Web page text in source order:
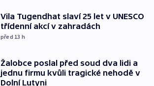
Vila Tugendhat slaví 25 let v UNESCO
třídenní akcí v zahradách
před 13 h
Žalobce poslal před soud dva lidi a
jednu firmu kvůli tragické nehodě v
Dolní Lutyni